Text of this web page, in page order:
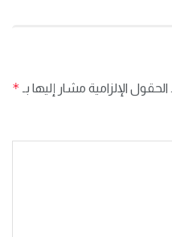
الحقول الإلزامية مشار إليها بـ *